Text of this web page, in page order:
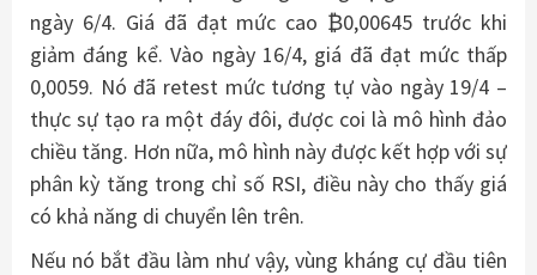
ngày 6/4. Giá đã đạt mức cao ₿0,00645 trước khi
giảm đáng kể. Vào ngày 16/4, giá đã đạt mức thấp
0,0059. Nó đã retest mức tương tự vào ngày 19/4 –
thực sự tạo ra một đáy đôi, được coi là mô hình đảo
chiều tăng. Hơn nữa, mô hình này được kết hợp với sự
phân kỳ tăng trong chỉ số RSI, điều này cho thấy giá
có khả năng di chuyển lên trên.
Nếu nó bắt đầu làm như vậy, vùng kháng cự đầu tiên